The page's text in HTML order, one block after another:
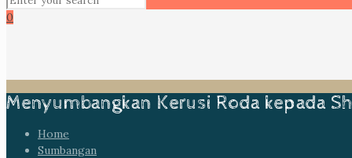
0
Menyumbangkan Kerusi Roda kepada
Home
Sumbangan